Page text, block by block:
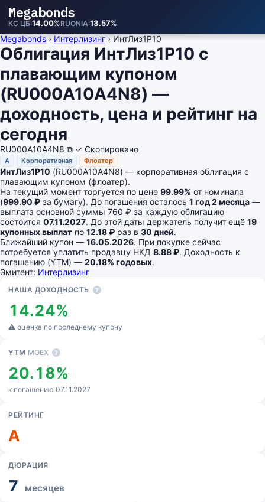
Megabonds
КС ЦБ 14.00%RUONIA 13.57%
Megabonds › Интерлизинг › ИнтЛиз1Р10
Облигация ИнтЛиз1Р10 с
плавающим купоном
(RU000A10A4N8) —
доходность, цена и рейтинг на
сегодня
RU000A10A4N8 ⧉ ✓ Скопировано
A Корпоративная Флоатер
ИнтЛиз1Р10 (RU000A10A4N8) — корпоративная облигация с
плавающим купоном (флоатер).
На текущий момент торгуется по цене 99.99% от номинала
(999.90 ₽ за бумагу). До погашения осталось 1 год 2 месяца —
выплата основной суммы 760 ₽ за каждую облигацию
состоится 07.11.2027. До этой даты держатель получит ещё 19
купонных выплат по 12.18 ₽ раз в 30 дней.
Ближайший купон — 16.05.2026. При покупке сейчас
потребуется уплатить продавцу НКД 8.88 ₽. Доходность к
погашению (YTM) — 20.18% годовых.
Эмитент: Интерлизинг
Основные показатели
НАША ДОХОДНОСТЬ ?
14.24%
⚠ оценка по последнему купону
YTM MOEX ?
20.18%
к погашению 07.11.2027
РЕЙТИНГ
A
ДЮРАЦИЯ
7 месяцев